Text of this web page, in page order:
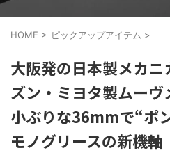
HOME > ピックアップアイテム >
大阪発の日本製メカ
ズン・ミヨタ製ムーヴ
小ぶりな36mmで“ポ
モノグリースの新機軸